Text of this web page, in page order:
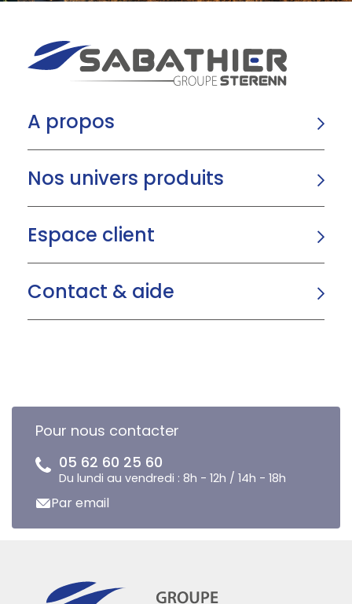
A propos
Nos univers produits
Espace client
Contact & aide
Pour nous contacter
05 62 60 25 60
Du lundi au vendredi : 8h - 12h / 14h - 18h
Par email